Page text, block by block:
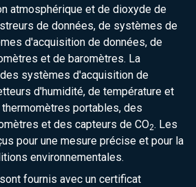
atmosphérique et de dioxyde de
de données, de systèmes de
d'acquisition de données, de
et de baromètres. La
systèmes d'acquisition de
d'humidité, de température et
portables, des
et des capteurs de CO2. Les
pour une mesure précise et pour la
environnementales.
fournis avec un certificat